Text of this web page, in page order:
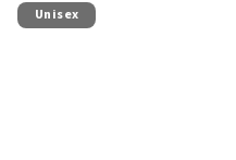
Unisex